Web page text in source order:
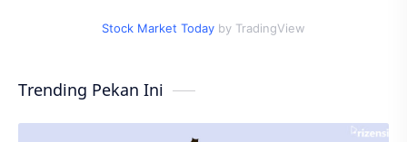
Stock Market Today by TradingView
Trending Pekan Ini